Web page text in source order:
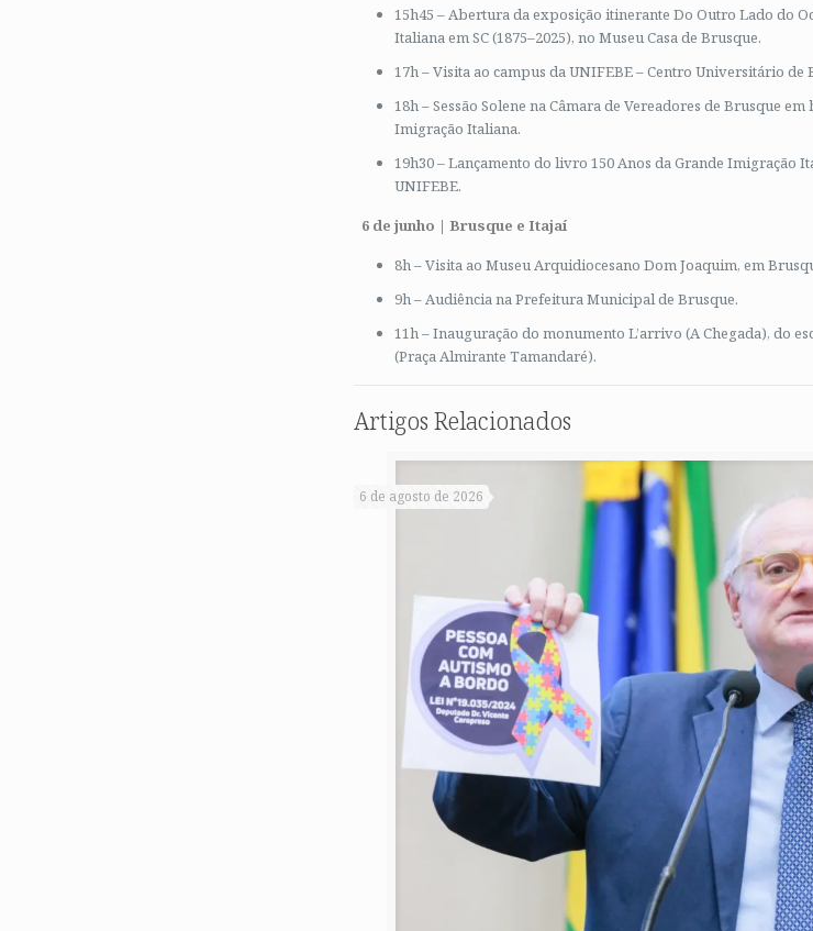
15h45 – Abertura da exposição itinerante Do Outro Lado do
Italiana em SC (1875–2025), no Museu Casa de Brusque.
17h – Visita ao campus da UNIFEBE – Centro Universitário de
18h – Sessão Solene na Câmara de Vereadores de Brusque
Imigração Italiana.
19h30 – Lançamento do livro 150 Anos da Grande Imigração
UNIFEBE.
6 de junho | Brusque e Itajaí
8h – Visita ao Museu Arquidiocesano Dom Joaquim, em
9h – Audiência na Prefeitura Municipal de Brusque.
11h – Inauguração do monumento L’arrivo (A Chegada), do
(Praça Almirante Tamandaré).
Artigos Relacionados
6 de agosto de 2026